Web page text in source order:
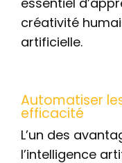
créativité
artificielle.
Automatiser
efficacité
L’un des
l’intelligence